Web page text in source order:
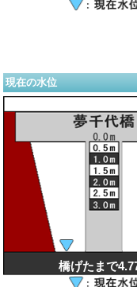
現在の水位
橋げたまで